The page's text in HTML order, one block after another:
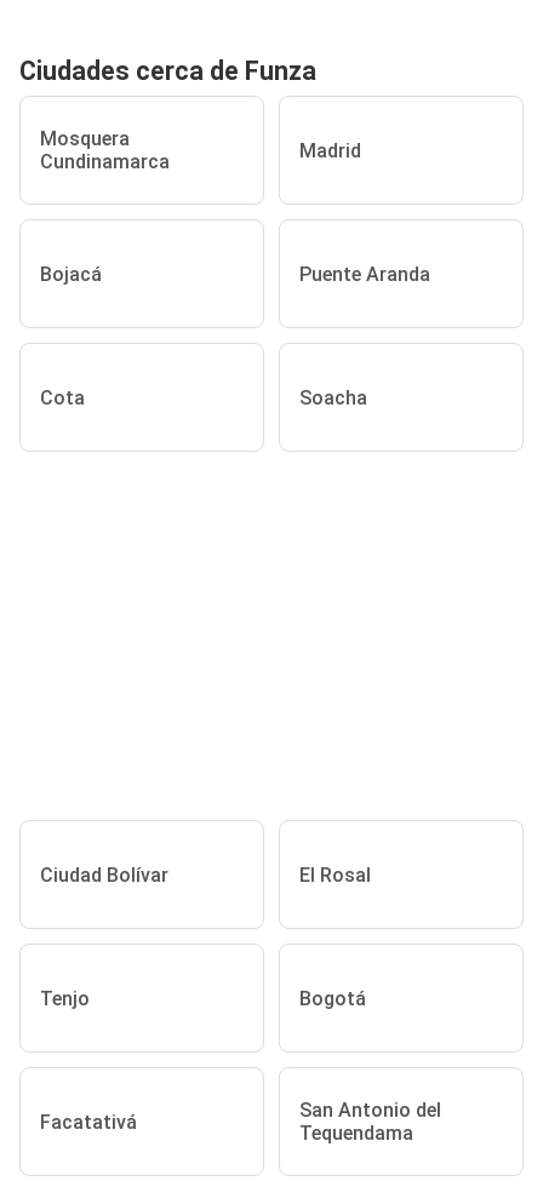
Ciudades cerca de Funza
Mosquera
Cundinamarca
Madrid
Bojacá Puente Aranda
Cota Soacha
Ciudad Bolívar El Rosal
Tenjo Bogotá
Facatativá
San Antonio del
Tequendama